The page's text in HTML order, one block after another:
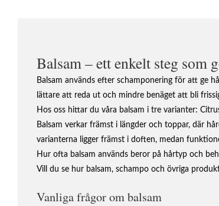
Balsam – ett enkelt steg som
Balsam används efter schamponering för att ge
lättare att reda ut och mindre benäget att bli
Hos oss hittar du våra balsam i tre varianter:
Balsam verkar främst i längder och toppar, där
varianterna ligger främst i doften, medan
Hur ofta balsam används beror på hårtyp och
Vill du se hur balsam, schampo och övriga
Vanliga frågor om balsam